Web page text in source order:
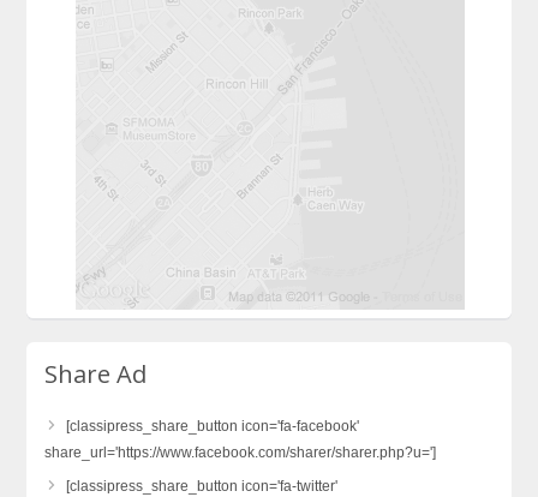
Share Ad
[classipress_share_button icon='fa-facebook'
share_url='https://www.facebook.com/sharer/sharer.php?u=']
[classipress_share_button icon='fa-twitter'